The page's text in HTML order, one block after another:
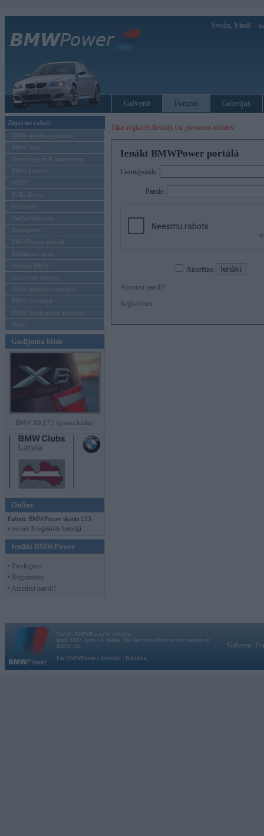
Sveiks, Viesi!
Galvenā Forums Galerijas
Ziņas un raksti
BMW modeļu jaunumi
BMW testi
Tehnoloģijas & sasniegumi
BMW Latvijā
MINI
Rolls-Royce
Pasākumi
Vadāmības tests
Autosports
BMWPower aktuāli
Reklāmas raksti
Mēneša BMW
Sērijveida tūnings
BMW pasaules jaunumi
BMW koncepti
BMW konkurentu jaunumi
Moto
Gadījuma bilde
BMW X6 E71 (preses bildes)
Online
Pašreiz BMWPower skatās 133
viesi un 3 reģistrēti lietotāji.
Ienākt BMWPower
• Pieslēgties
• Reģistrēties
• Aizmirsi paroli?
Tikai reģistrēti lietotāji var pievienot atbildes!
Ienākt BMWPower portālā
Lietotājvārds:
Parole:
Atcerēties
Aizmirsi paroli?
Reģistrēties
Vortāls BMWPower.lv darbojas
kopš 2002. gada 14. maija. Tas nav auto klubs un nav saistīts ar
BMW AG.
Par BMWPower
Kontakti Reklāma
Galvena